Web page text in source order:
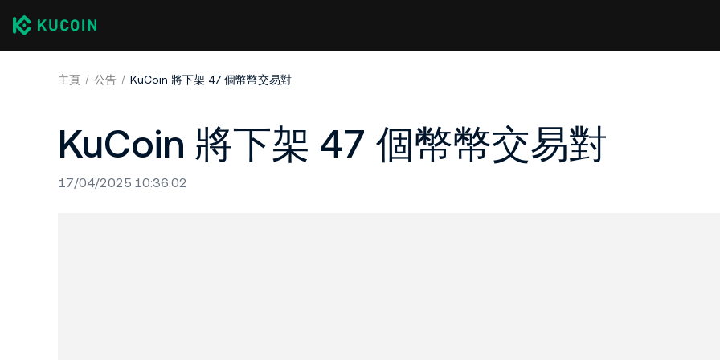
主頁 公告 KuCoin 將下架 47 個幣幣交易對
KuCoin 將下架 47 個幣幣交易對
17/04/2025 10:36:02